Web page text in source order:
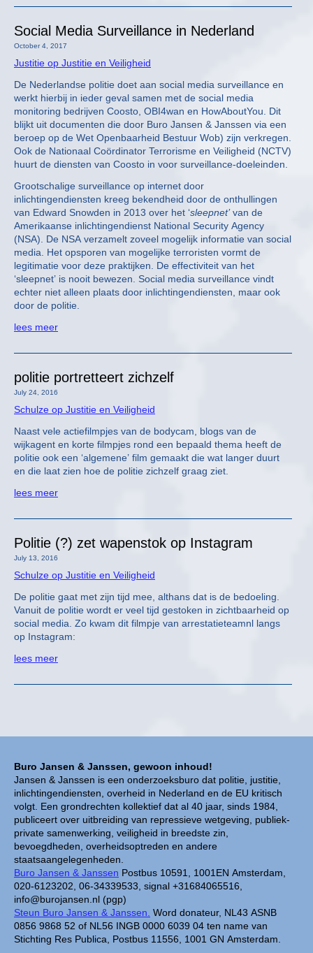
Buro Jansen & Janssen, gewoon inhoud!
Jansen & Janssen is een onderzoeksburo dat politie, justitie,
inlichtingendiensten, overheid in Nederland en de EU kritisch
volgt. Een grondrechten kollektief dat al 40 jaar, sinds 1984,
publiceert over uitbreiding van repressieve wetgeving, publiek-
private samenwerking, veiligheid in breedste zin,
bevoegdheden, overheidsoptreden en andere
staatsaangelegenheden.
Buro Jansen & Janssen Postbus 10591, 1001EN Amsterdam,
020-6123202, 06-34339533, signal +31684065516,
info@burojansen.nl (pgp)
Steun Buro Jansen & Janssen. Word donateur, NL43 ASNB
0856 9868 52 of NL56 INGB 0000 6039 04 ten name van
Stichting Res Publica, Postbus 11556, 1001 GN Amsterdam.
Social Media Surveillance in Nederland
October 4, 2017
Justitie op Justitie en Veiligheid
De Nederlandse politie doet aan social media surveillance en
werkt hierbij in ieder geval samen met de social media
monitoring bedrijven Coosto, OBI4wan en HowAboutYou. Dit
blijkt uit documenten die door Buro Jansen & Janssen via een
beroep op de Wet Openbaarheid Bestuur Wob) zijn verkregen.
Ook de Nationaal Coördinator Terrorisme en Veiligheid (NCTV)
huurt de diensten van Coosto in voor surveillance-doeleinden.
Grootschalige surveillance op internet door
inlichtingendiensten kreeg bekendheid door de onthullingen
van Edward Snowden in 2013 over het ‘sleepnet’van de
Amerikaanse inlichtingendienst National Security Agency
(NSA). De NSA verzamelt zoveel mogelijk informatie van social
media. Het opsporen van mogelijke terroristen vormt de
legitimatie voor deze praktijken. De effectiviteit van het
‘sleepnet’ is nooit bewezen. Social media surveillance vindt
echter niet alleen plaats door inlichtingendiensten, maar ook
door de politie.
lees meer
politie portretteert zichzelf
July 24, 2016
Schulze op Justitie en Veiligheid
Naast vele actiefilmpjes van de bodycam, blogs van de
wijkagent en korte filmpjes rond een bepaald thema heeft de
politie ook een ‘algemene’ film gemaakt die wat langer duurt
en die laat zien hoe de politie zichzelf graag ziet.
lees meer
Politie (?) zet wapenstok op Instagram
July 13, 2016
Schulze op Justitie en Veiligheid
De politie gaat met zijn tijd mee, althans dat is de bedoeling.
Vanuit de politie wordt er veel tijd gestoken in zichtbaarheid op
social media. Zo kwam dit filmpje van arrestatieteamnl langs
op Instagram:
lees meer